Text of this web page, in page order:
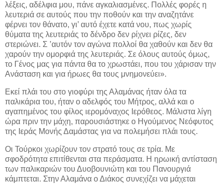
λέξεις, αδέλφια μου, πάνε αγκαλιασμένες. Πολλές φορές η
λευτεριά σε αυτούς που την ποθούν και την αναζητάνε
φέρνει τον θάνατο, γι’ αυτό έχετε κατά νου, πως χωρίς
θύματα της λευτεριάς το δένδρο δεν ρίχνει ρίζες, δεν
στεριώνει. Σ ’αυτόν τον αγώνα πολλοί θα χαθούν και δεν θα
χαρούν την ομορφιά της λευτεριάς. Σε όλους αυτούς όμως,
το Γένος μας για πάντα θα το χρωστάει, που του χάρισαν την
Ανάσταση και για ήρωες θα τους μνημονεύει».
Εκεί πλάι του στο γιοφύρι της Αλαμάνας ήταν όλα τα
παλικάρια του, ήταν ο αδελφός του Μήτρος, αλλά και ο
αγαπημένος του φίλος ιερομόναχος Ιερόθεος. Μάλιστα λίγη
ώρα πριν την μάχη, παρουσιάστηκε ο Ηγούμενος Νεόφυτος
της Ιεράς Μονής Δαμάστας για να πολεμήσει πλάι τους.
Οι Τούρκοι χωρίζουν τον στρατό τους σε τρία. Με
σφοδρότητα επιτίθενται στα περάσματα. Η ηρωική αντίσταση
των παλικαριών του Δυοβουνιώτη και του Πανουργιά
κάμπτεται. Στην Αλαμάνα ο Διάκος συνεχίζει να μάχεται